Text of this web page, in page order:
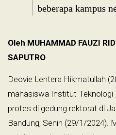
beberapa kampus
Oleh MUHAMMAD FAUZI
SAPUTRO
Deovie Lentera Hikmatullah
mahasiswa Institut Teknologi
protes di gedung rektorat di
Bandung, Senin (29/1/2024).